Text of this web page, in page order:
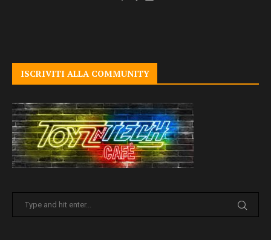
ISCRIVITI ALLA COMMUNITY